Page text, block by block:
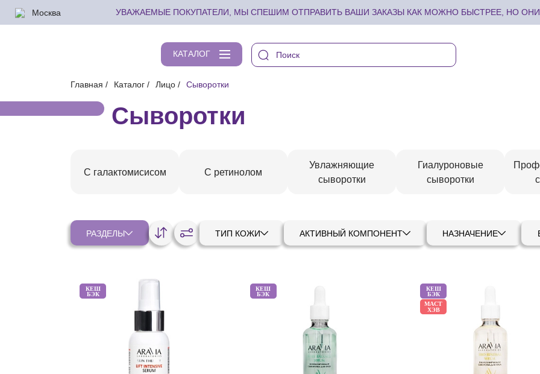
УВАЖАЕМЫЕ ПОКУПАТЕЛИ, МЫ СПЕШИМ ОТПРАВИТЬ ВАШИ ЗАКАЗЫ КАК МОЖНО БЫСТРЕЕ, НО ОНИ
Москва
КАТАЛОГ
Главная Каталог Лицо Сыворотки
Сыворотки
С галактомисисом С ретинолом
Увлажняющие
сыворотки
Гиалуроновые
сыворотки
РАЗДЕЛЫ ТИП КОЖИ АКТИВНЫЙ КОМПОНЕНТ НАЗНАЧЕНИЕ
КЕШ
БЭК
КЕШ
БЭК
КЕШ
БЭК
МАСТ
ХЭВ